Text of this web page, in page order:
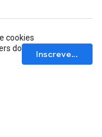
cookies
do
Inscrever-se